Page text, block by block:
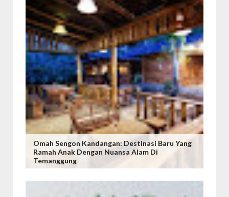
Omah Sengon Kandangan: Destinasi Baru Yang
Ramah Anak Dengan Nuansa Alam Di
Temanggung